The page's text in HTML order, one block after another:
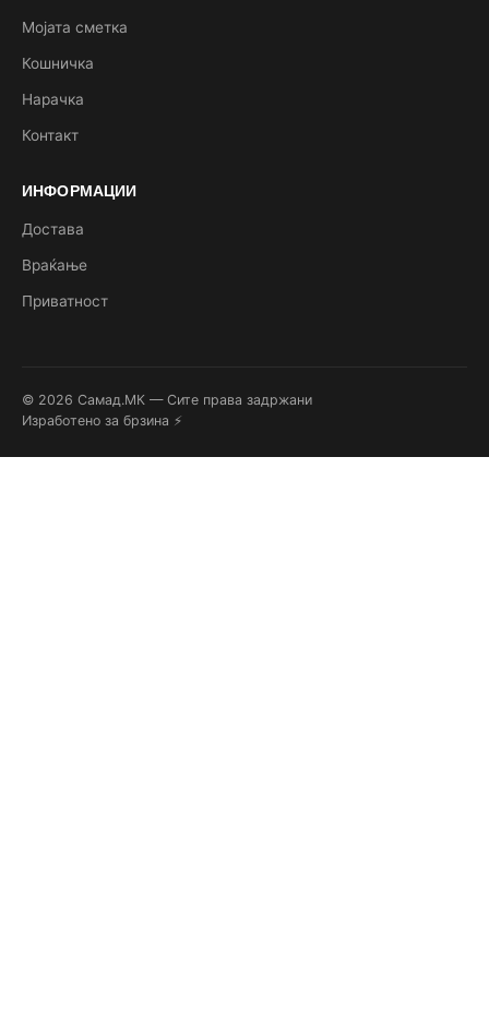
Мојата сметка
Кошничка
Нарачка
Контакт
ИНФОРМАЦИИ
Достава
Враќање
Приватност
© 2026 Самад.МК — Сите права задржани
Изработено за брзина ⚡